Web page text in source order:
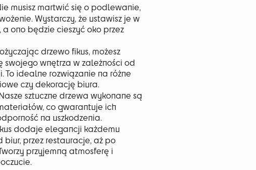
musisz martwić się o podlewanie,
Wystarczy, że ustawisz je w
ono będzie cieszyć oko przez
drzewo fikus, możesz
swojego wnętrza w zależności od
To idealne rozwiązanie na różne
czy dekorację biura.
sztuczne drzewa wykonane są
co gwarantuje ich
na uszkodzenia.
dodaje elegancji każdemu
biur, przez restauracje, aż po
przyjemną atmosferę i